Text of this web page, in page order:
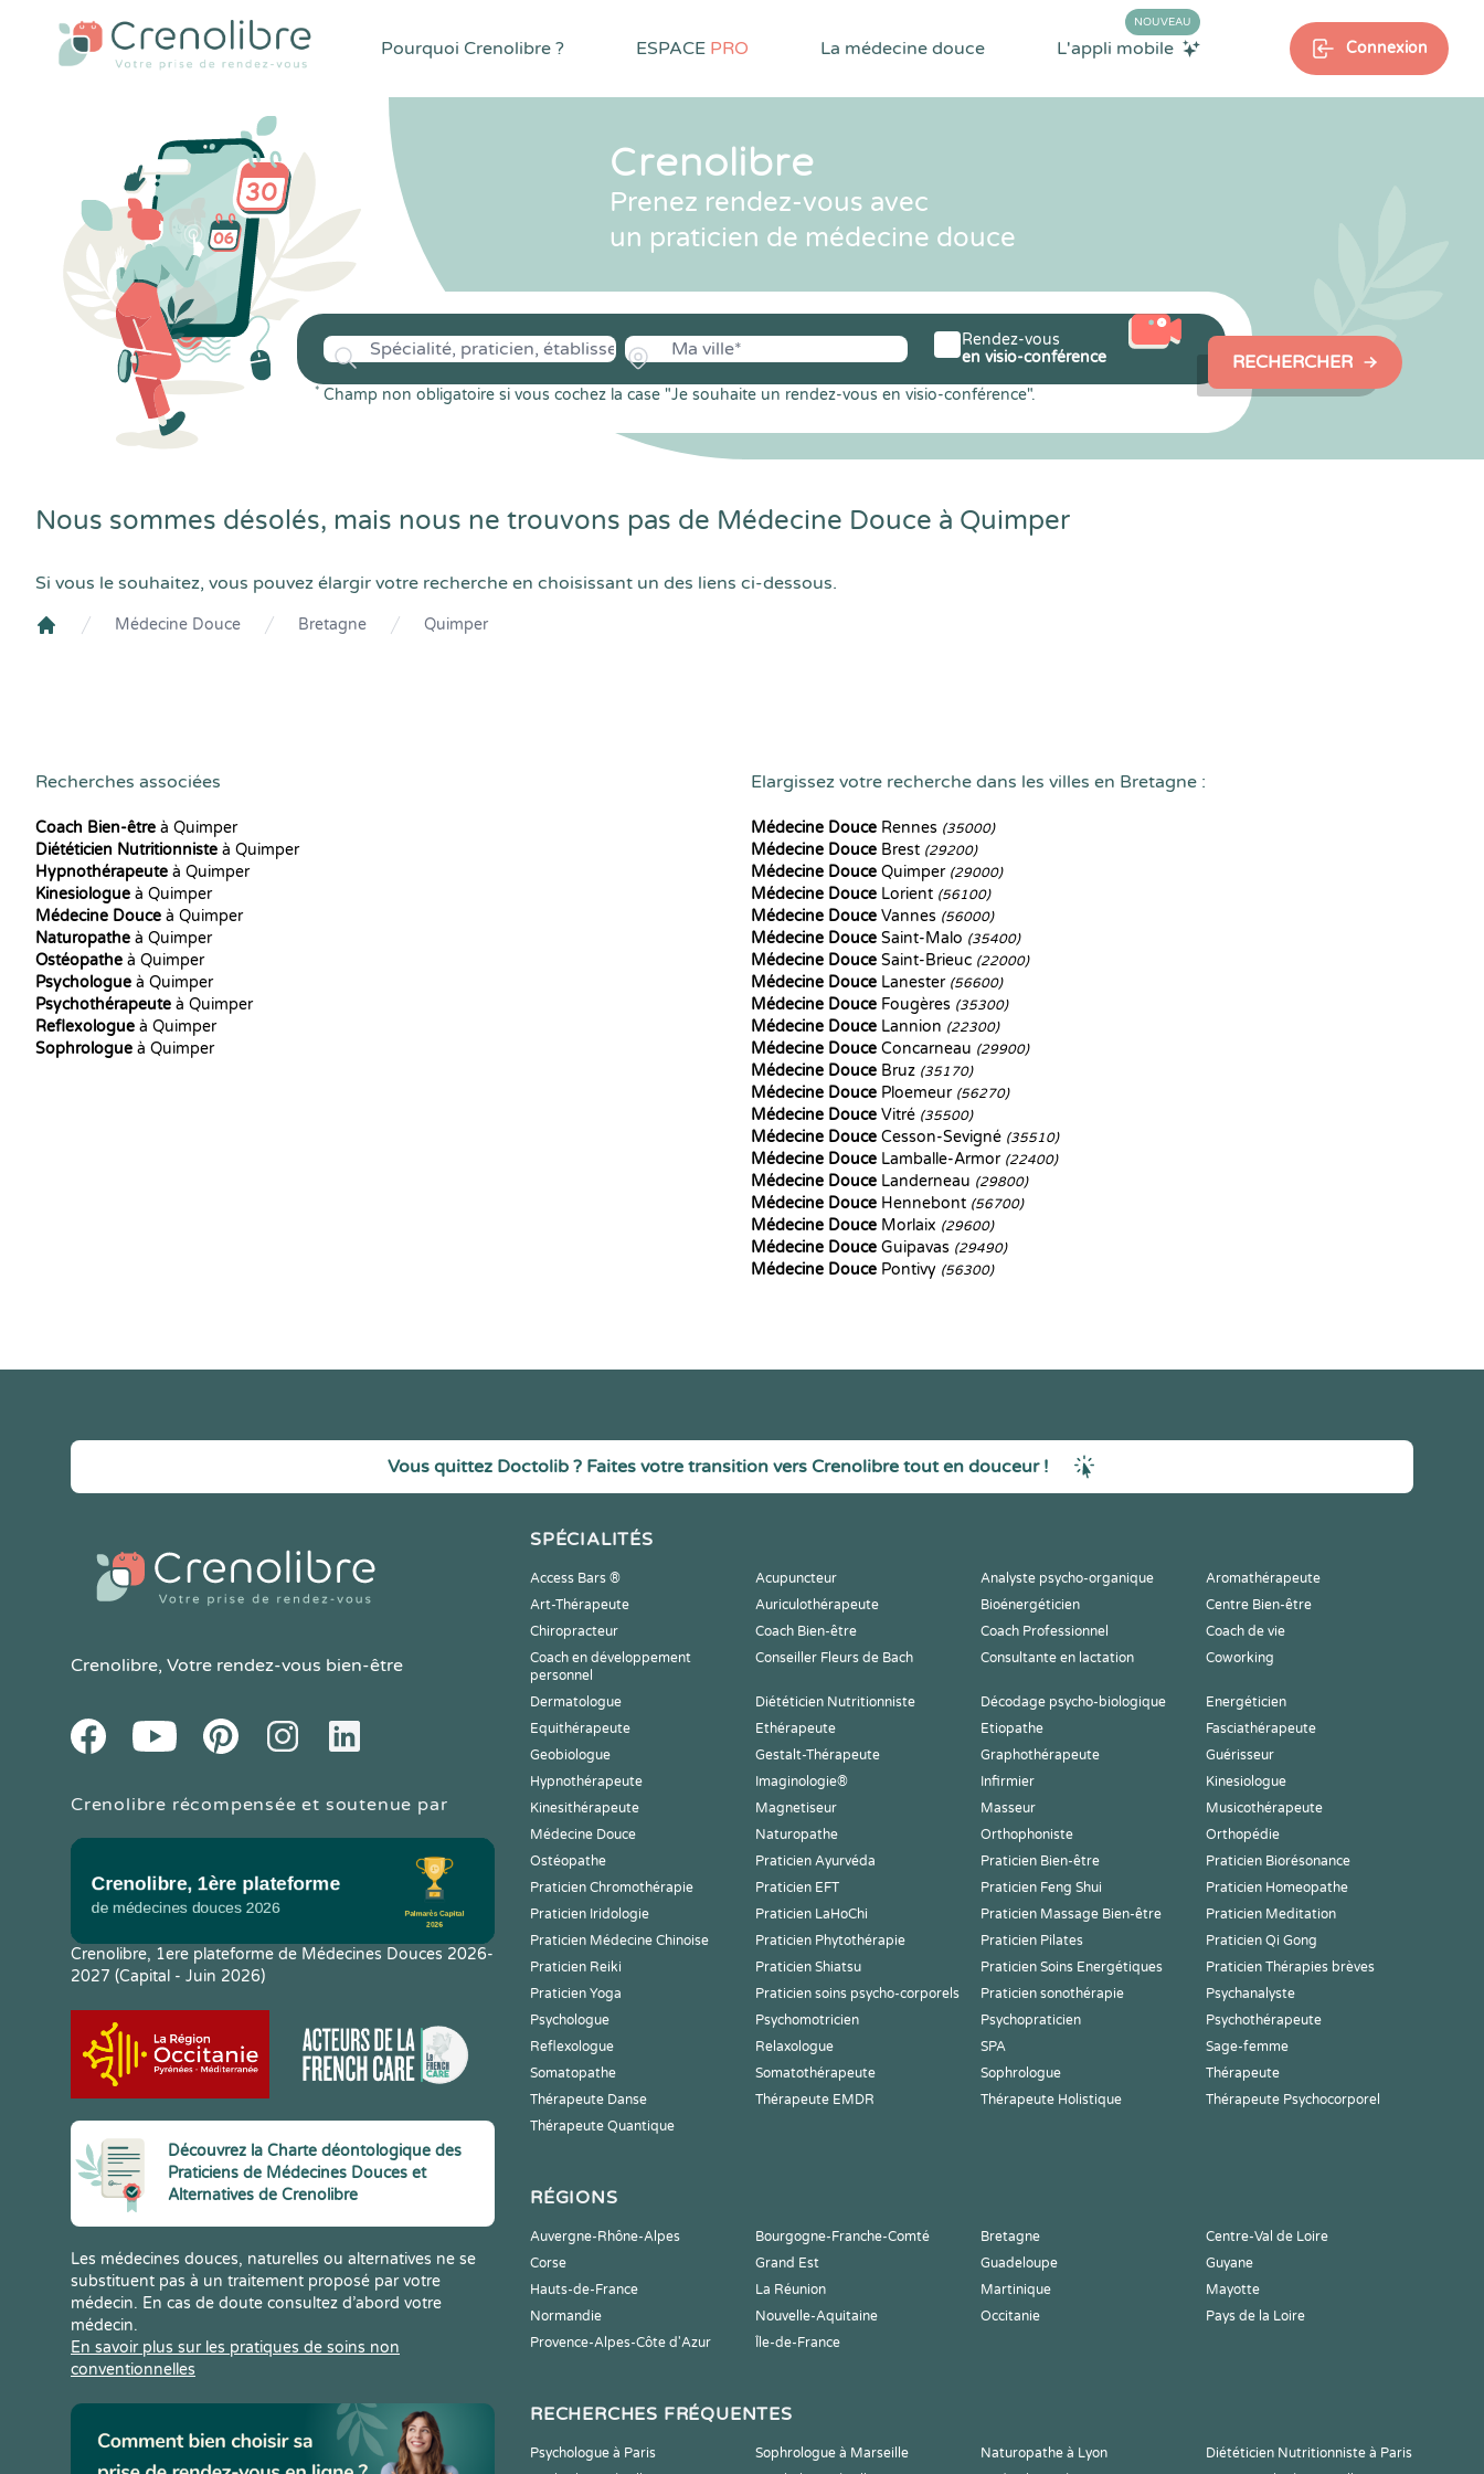
Pourquoi Crenolibre ? ESPACE PRO La médecine douce L'appli mobile
NOUVEAU
Connexion
Crenolibre
Prenez rendez-vous avec
un praticien de médecine douce
* Champ non obligatoire si vous cochez la case "Je souhaite un rendez-vous en visio-conférence".
Rendez-vous
en visio-conférence
RECHERCHER
Nous sommes désolés, mais nous ne trouvons pas de Médecine Douce à Quimper
Si vous le souhaitez, vous pouvez élargir votre recherche en choisissant un des liens ci-dessous.
Médecine Douce Bretagne Quimper
Recherches associées
Coach Bien-être à Quimper
Diététicien Nutritionniste à Quimper
Hypnothérapeute à Quimper
Kinesiologue à Quimper
Médecine Douce à Quimper
Naturopathe à Quimper
Ostéopathe à Quimper
Psychologue à Quimper
Psychothérapeute à Quimper
Reflexologue à Quimper
Sophrologue à Quimper
Elargissez votre recherche dans les villes en Bretagne :
Médecine Douce Rennes (35000)
Médecine Douce Brest (29200)
Médecine Douce Quimper (29000)
Médecine Douce Lorient (56100)
Médecine Douce Vannes (56000)
Médecine Douce Saint-Malo (35400)
Médecine Douce Saint-Brieuc (22000)
Médecine Douce Lanester (56600)
Médecine Douce Fougères (35300)
Médecine Douce Lannion (22300)
Médecine Douce Concarneau (29900)
Médecine Douce Bruz (35170)
Médecine Douce Ploemeur (56270)
Médecine Douce Vitré (35500)
Médecine Douce Cesson-Sevigné (35510)
Médecine Douce Lamballe-Armor (22400)
Médecine Douce Landerneau (29800)
Médecine Douce Hennebont (56700)
Médecine Douce Morlaix (29600)
Médecine Douce Guipavas (29490)
Médecine Douce Pontivy (56300)
Vous quittez Doctolib ? Faites votre transition vers Crenolibre tout en douceur !
Crenolibre, Votre rendez-vous bien-être
FacebookYoutube PinteresetInstagramLinkedIn
Crenolibre récompensée et soutenue par
Crenolibre, 1ere plateforme de Médecines Douces 2026-
2027 (Capital - Juin 2026)
Découvrez la Charte déontologique des
Praticiens de Médecines Douces et
Alternatives de Crenolibre
Les médecines douces, naturelles ou alternatives ne se
substituent pas à un traitement proposé par votre
médecin. En cas de doute consultez d’abord votre
médecin.
En savoir plus sur les pratiques de soins non
conventionnelles
SPÉCIALITÉS
Access Bars ® Acupuncteur Analyste psycho-organique
Aromathérapeute
Art-Thérapeute
Auriculothérapeute Bioénergéticien
Centre Bien-être
Chiropracteur
Coach Bien-être Coach Professionnel
Coach de vie
Coach en développement
personnel
Conseiller Fleurs de Bach Consultante en lactation Coworking
Dermatologue Diététicien Nutritionniste Décodage psycho-biologique
Energéticien
Equithérapeute
Ethérapeute Etiopathe
Fasciathérapeute
Geobiologue
Gestalt-Thérapeute Graphothérapeute
Guérisseur
Hypnothérapeute
Imaginologie® Infirmier
Kinesiologue
Kinesithérapeute
Magnetiseur Masseur
Musicothérapeute
Médecine Douce
Naturopathe Orthophoniste
Orthopédie
Ostéopathe
Praticien Ayurvéda Praticien Bien-être
Praticien Biorésonance
Praticien Chromothérapie
Praticien EFT Praticien Feng Shui
Praticien Homeopathe
Praticien Iridologie
Praticien LaHoChi Praticien Massage Bien-être
Praticien Meditation
Praticien Médecine Chinoise
Praticien Phytothérapie Praticien Pilates
Praticien Qi Gong
Praticien Reiki
Praticien Shiatsu Praticien Soins Energétiques
Praticien Thérapies brèves
Praticien Yoga
Praticien soins psycho-corporels Praticien sonothérapie
Psychanalyste
Psychologue
Psychomotricien Psychopraticien
Psychothérapeute
Reflexologue
Relaxologue SPA
Sage-femme
Somatopathe
Somatothérapeute Sophrologue
Thérapeute
Thérapeute Danse
Thérapeute EMDR Thérapeute Holistique
Thérapeute Psychocorporel
Thérapeute Quantique
RÉGIONS
Auvergne-Rhône-Alpes Bourgogne-Franche-Comté Bretagne
Centre-Val de Loire
Corse
Grand Est Guadeloupe
Guyane
Hauts-de-France
La Réunion Martinique
Mayotte
Normandie
Nouvelle-Aquitaine Occitanie
Pays de la Loire
Provence-Alpes-Côte d'Azur
Île-de-France
RECHERCHES FRÉQUENTES
Psychologue à Paris Sophrologue à Marseille Naturopathe à Lyon
Diététicien Nutritionniste à Paris